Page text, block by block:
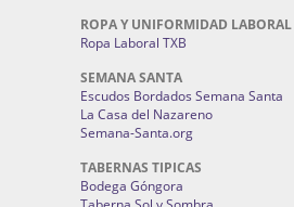
ROPA Y UNIFORMIDAD LABORAL
Ropa Laboral TXB
SEMANA SANTA
Escudos Bordados Semana Santa
La Casa del Nazareno
Semana-Santa.org
TABERNAS TIPICAS
Bodega Góngora